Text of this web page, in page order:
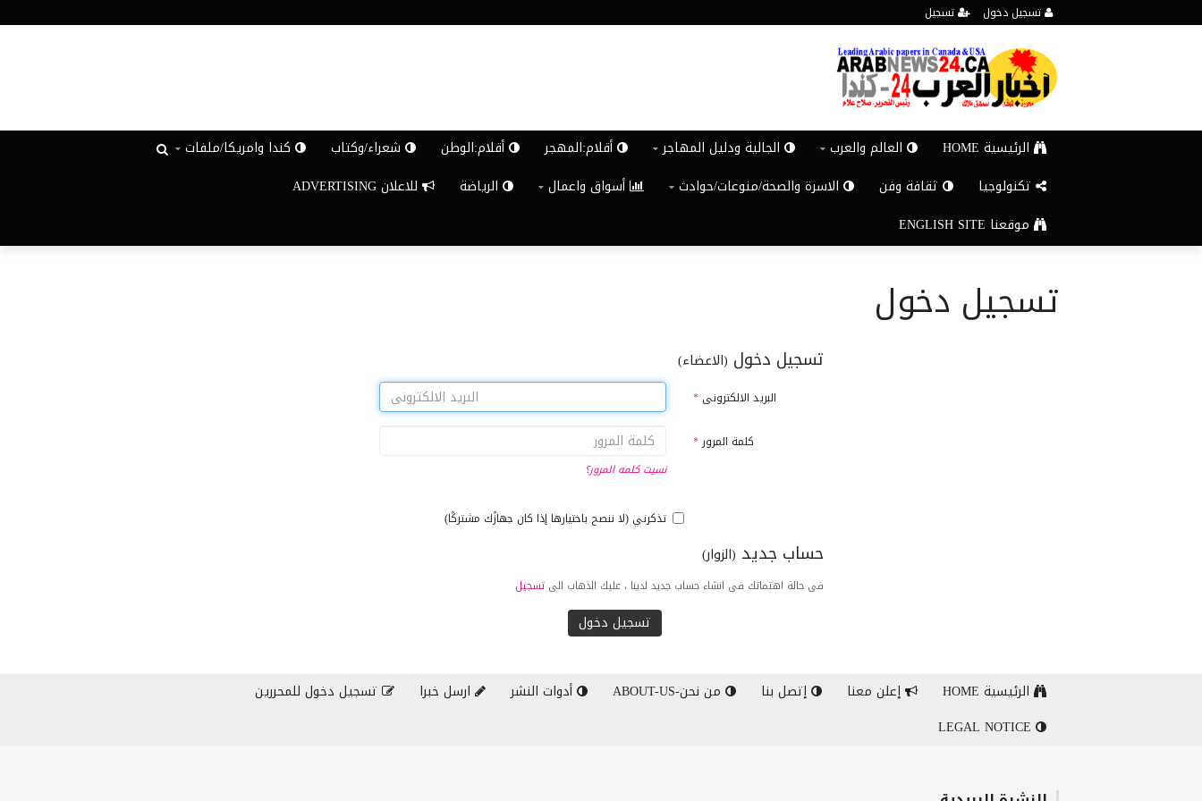
تسجيل دخول تسجيل
الرئيسية HOME العالم والعرب الجالية ودليل المهاجر أقلام:المهجر أقلام:الوطن شعراء/وكتاب
كندا وامريكا/ملفات
تكنولوجيا
ثقافة وفن الاسرة والصحة/منوعات/حوادث أسواق واعمال الرياضة
للاعلان ADVERTISING
موقعنا ENGLISH SITE
تسجيل دخول
تسجيل دخول (الاعضاء)
البريد الالكترونى *
كلمة المرور *
نسيت كلمه المرور؟
تذكرني (لا ننصح باختيارها إذا كان جهازًك مشتركًا)
حساب جديد (الزوار)
فى حالة اهتماتك فى انشاء حساب جديد لدينا ، عليك الذهاب الىتسجيل
الرئيسية HOME إعلن معنا إتصل بنا من نحن-ABOUT-US أدوات النشر ارسل خبرا
تسجيل دخول للمحررين